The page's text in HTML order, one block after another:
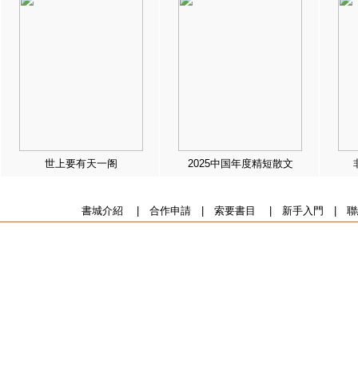
世上要有天一阁 2025中国年度精短散文
書城介紹 合作申請| 索要書目 新手入門